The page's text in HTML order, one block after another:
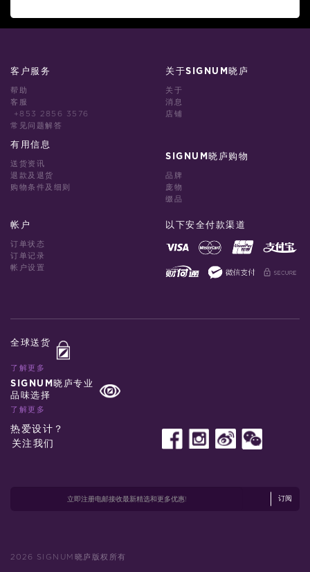
客户服务
帮助
客服
+853 2856 3576
常见问题解答
有用信息
送货资讯
退款及退货
购物条件及细则
关于SIGNUM晓庐
关于
消息
店铺
SIGNUM晓庐购物
品牌
庞物
缀品
帐户
订单状态
订单记录
帐户设置
以下安全付款渠道
全球送货
了解更多
SIGNUM晓庐专业
品味选择
了解更多
热爱设计？
关注我们
订阅
2026 SIGNUM晓庐版权所有